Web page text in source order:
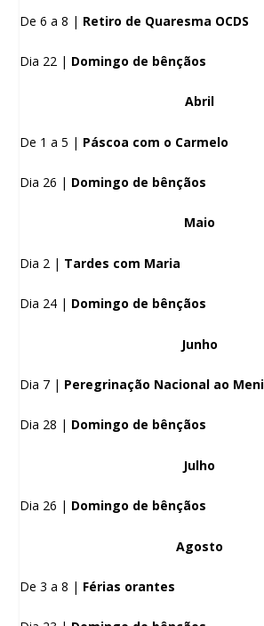
De 6 a 8 | Retiro de Quaresma OCDS
Dia 22 | Domingo de bênçãos
Abril
De 1 a 5 | Páscoa com o Carmelo
Dia 26 | Domingo de bênçãos
Maio
Dia 2 | Tardes com Maria
Dia 24 | Domingo de bênçãos
Junho
Dia 7 | Peregrinação Nacional ao
Dia 28 | Domingo de bênçãos
Julho
Dia 26 | Domingo de bênçãos
Agosto
De 3 a 8 | Férias orantes